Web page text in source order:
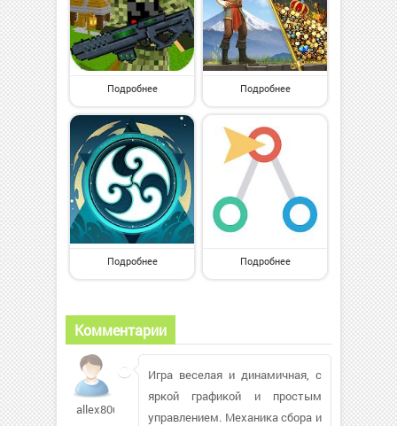
Подробнее Подробнее
Подробнее Подробнее
Комментарии
allex80ua
Игра веселая и динамичная, с
яркой графикой и простым
управлением. Механика сбора и